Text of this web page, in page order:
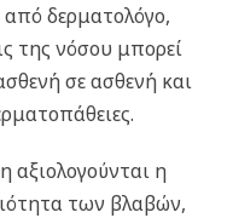
από δερματολόγο,
της νόσου μπορεί
σε ασθενή και
αξιολογούνται η
των βλαβών,